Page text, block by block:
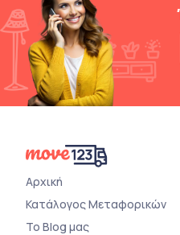
Αρχική
Κατάλογος Μεταφορικών
Το Blog μας